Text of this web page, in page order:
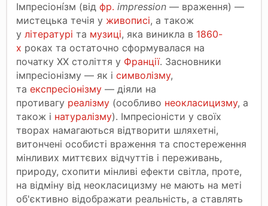
Імпресіоні́зм (від фр. impression — враження) —
мистецька течія у живописі, а також
у літературі та музиці, яка виникла в 1860-
х роках та остаточно сформувалася на
початку XX століття у Франції. Засновники
імпресіонізму — як і символізму,
та експресіонізму — діяли на
противагу реалізму (особливо неокласицизму, а
також і натуралізму). Імпресіоністи у своїх
творах намагаються відтворити шляхетні,
витончені особисті враження та спостереження
мінливих миттєвих відчуттів і переживань,
природу, схопити мінливі ефекти світла, проте,
на відміну від неокласицизму не мають на меті
об'єктивно відображати реальність, а ставлять